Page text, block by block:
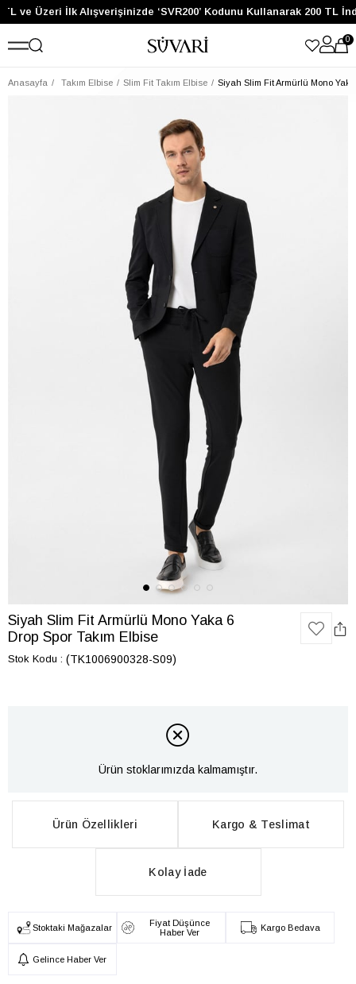
ve Üzeri İlk Alışverişinizde ‘SVR200’ Kodunu Kullanarak 200 TL
0
Anasayfa Takım Elbise Slim Fit Takım Elbise Siyah Slim Fit Armürlü Mono
Siyah Slim Fit Armürlü Mono Yaka 6
Drop Spor Takım Elbise
Stok Kodu (TK1006900328-S09)
Ürün stoklarımızda kalmamıştır.
Ürün Özellikleri Kargo & Teslimat
Kolay İade
Stoktaki Mağazalar
Fiyat Düşünce
Haber Ver
Kargo Bedava
Gelince Haber Ver